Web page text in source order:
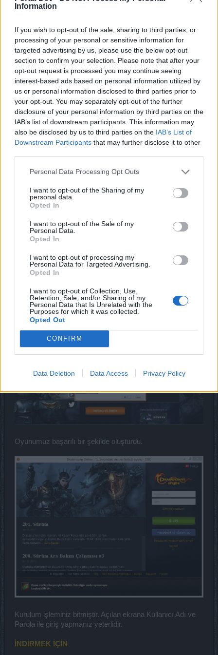
Information
If you wish to opt-out of the sale, sharing to third parties, or
processing of your personal or sensitive information for
targeted advertising by us, please use the below opt-out
section to confirm your selection. Please note that after your
opt-out request is processed you may continue seeing
interest-based ads based on personal information utilized by
us or personal information disclosed to third parties prior to
your opt-out. You may separately opt-out of the further
disclosure of your personal information by third parties on the
IAB’s list of downstream participants. This information may
also be disclosed by us to third parties on the IAB’s List of
Downstream Participants that may further disclose it to other
Personal Data Processing Opt Outs
I want to opt-out of the Sharing of my
personal data.
Opted In
I want to opt-out of the Sale of my
Personal Data.
Opted In
I want to opt-out of processing my
Personal Data for Targeted Advertising.
Opted In
I want to opt-out of Collection, Use,
Retention, Sale, and/or Sharing of my
Personal Data that Is Unrelated with the
Purposes for which it was collected.
Opted Out
CONFIRM
Data Deletion Data Access Privacy Policy
Kırmızı kutuda belirtmiş olduğumuz linke sözlüklerinizi
İndirme işlemimiz bittikten sonra ayarlama işlemini
tıklıyoruz.
Yükleme işlemi bittikten sonra "Drakensang Online Çalıştır
Çalıştır" yazan kutucuğu işaretlemeyi bitirerek tıklıyoruz.
Oyunumuz başarılı bir şekilde oluşturdu.
Kurulum işleminiz bitmiştir. Açılan ekrana Kullanıcı Adı ve
Parola ile giriş yapmanız yeterlidir.
İNDİRMEK İÇİN